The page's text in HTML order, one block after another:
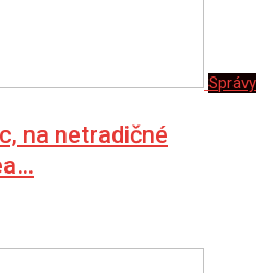
Správy
na netradičné